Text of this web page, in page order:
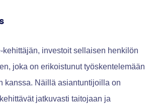
kehittäjän, investoit sellaisen henkilön
joka on erikoistunut työskentelemään
kanssa. Näillä asiantuntijoilla on
jatkuvasti taitojaan ja